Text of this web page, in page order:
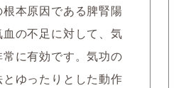
本原因である脾腎陽
血の不足に対して、気
に有効です。気功の
ゆったりとした動作